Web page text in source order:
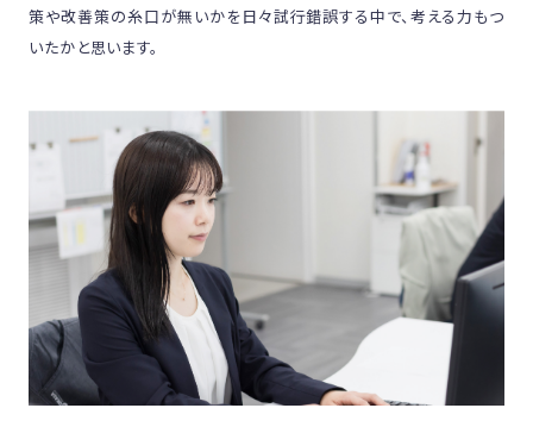
策や改善策の糸口が無いかを日々試行錯誤する中で、考える力もつ
いたかと思います。